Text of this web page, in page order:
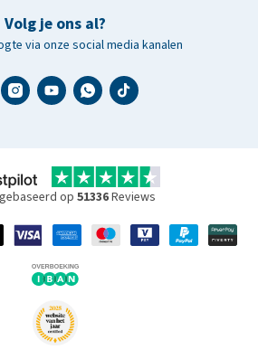
Volg je ons al?
via onze social media kanalen
op 51336Reviews